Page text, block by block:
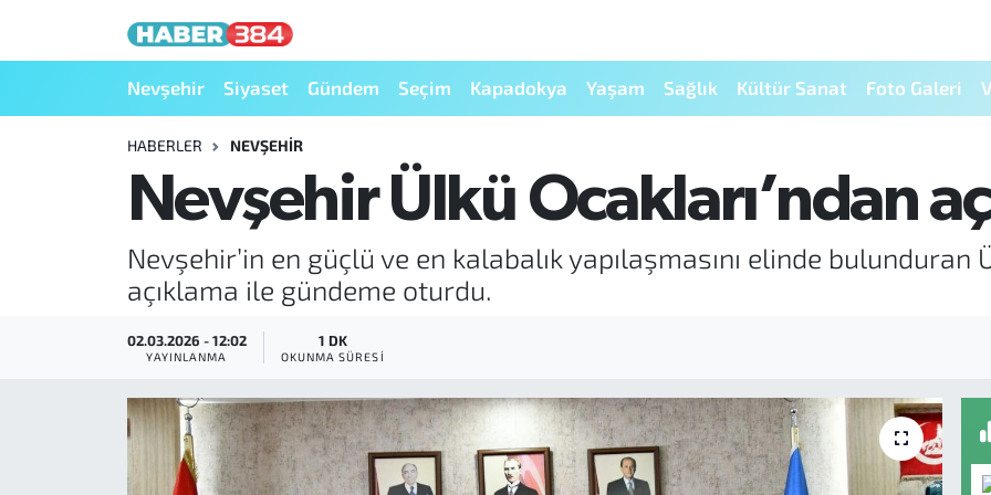
Nevşehir Siyaset Gündem Seçim Kapadokya Yaşam Sağlık Kültür Sanat Foto Galeri
HABERLER NEVŞEHIR
Nevşehir Ülkü Ocakları’ndan
Nevşehir’in en güçlü ve en kalabalık yapılaşmasını elinde bulunduran
açıklama ile gündeme oturdu.
02.03.2026 - 12:02
YAYINLANMA
1 DK
OKUNMA SÜRESI
Nöbetçi Eczaneler
Hava Durumu
Trafik Durumu
Süper Lig Puan Durumu ve Fikstür
Tüm Manşetler
Son Dakika Haberleri
Haber Arşivi